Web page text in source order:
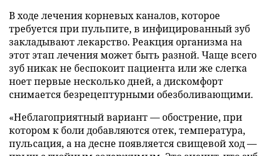
В ходе лечения корневых каналов, которое
требуется при пульпите, в инфицированный зуб
закладывают лекарство. Реакция организма на
этот этап лечения может быть разной. Чаще всего
зуб никак не беспокоит пациента или же слегка
ноет первые несколько дней, а дискомфорт
снимается безрецептурными обезболивающими.
«Неблагоприятный вариант — обострение, при
котором к боли добавляются отек, температура,
пульсация, а на десне появляется свищевой ход —